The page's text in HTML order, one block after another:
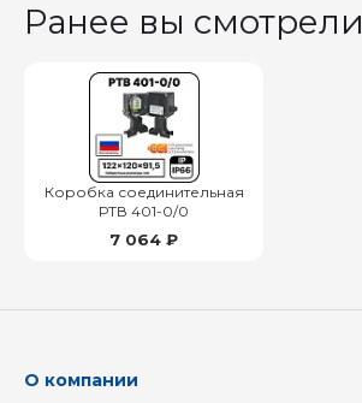
Ранее вы смотрели
Коробка соединительная
РТВ 401-0/0
7 064 ₽
О компании